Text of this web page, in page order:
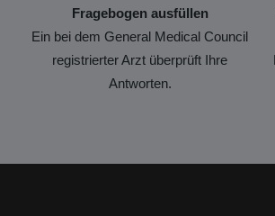
Fragebogen ausfüllen
Ein bei dem General Medical Council
registrierter Arzt überprüft Ihre
Antworten.